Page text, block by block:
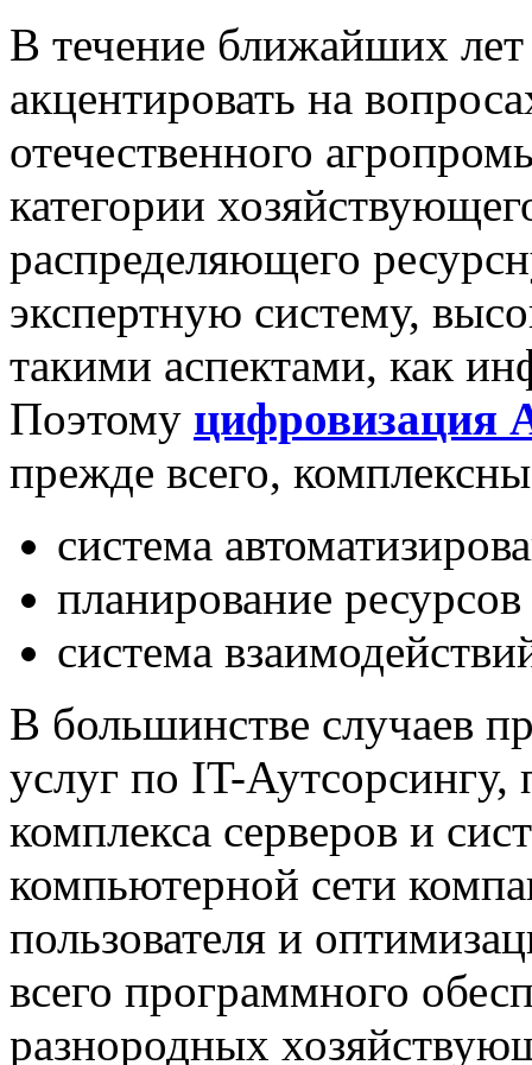
В течение ближайших лет
акцентировать на
отечественного
категории
распределяющего
экспертную систему,
такими аспектами, как
Поэтому цифровизация
прежде всего,
система
планирование
система
В большинстве случаев
услуг по IT-Аутсорсингу,
комплекса серверов и
компьютерной сети
пользователя и
всего программного
разнородных